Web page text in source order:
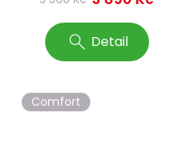
Detail
Comfort